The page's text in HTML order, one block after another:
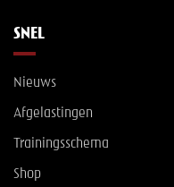
SNEL
Nieuws
Afgelastingen
Trainingsschema
Shop